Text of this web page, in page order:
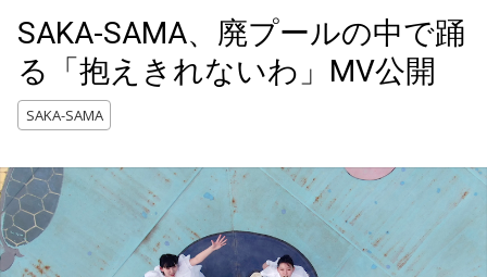
SAKA-SAMA、廃プールの中で踊
る「抱えきれないわ」MV公開
SAKA-SAMA